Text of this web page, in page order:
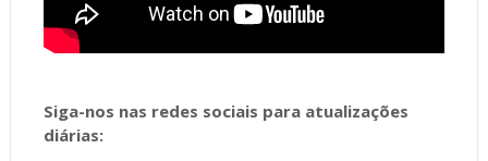
Siga-nos nas redes sociais para atualizações
diárias: